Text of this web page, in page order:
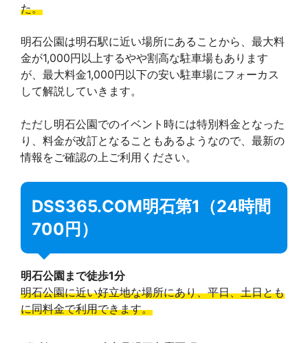
た。
明石公園は明石駅に近い場所にあることから、最大料
金が1,000円以上するやや割高な駐車場もあります
が、最大料金1,000円以下の安い駐車場にフォーカス
して解説していきます。
ただし明石公園でのイベント時には特別料金となった
り、料金が改訂となることもあるようなので、最新の
情報をご確認の上ご利用ください。
DSS365.COM明石第1（24時間
700円）
明石公園まで徒歩1分
明石公園に近い好立地な場所にあり、平日、土日とも
に同料金で利用できます。